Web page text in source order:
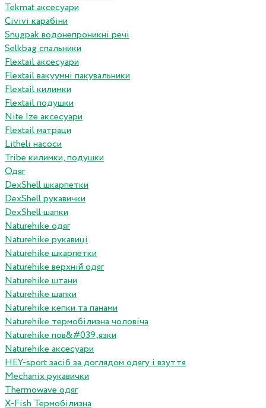
Tekmat аксесуари
Сivivi карабіни
Snugpak водонепроникні речі
Selkbag спальники
Flextail аксесуари
Flextail вакуумні пакувальники
Flextail килимки
Flextail подушки
Nite Ize аксесуари
Flextail матраци
Litheli насоси
Tribe килимки, подушки
Одяг
DexShell шкарпетки
DexShell рукавички
DexShell шапки
Naturehike одяг
Naturehike рукавиці
Naturehike шкарпетки
Naturehike верхній одяг
Naturehike штани
Naturehike шапки
Naturehike кепки та панами
Naturehike термобілизна чоловіча
Naturehike пов&#039;язки
Naturehike аксесуари
HEY-sport засіб за доглядом одягу і взуття
Mechanix рукавички
Thermowave одяг
X-Fish Термобілизна